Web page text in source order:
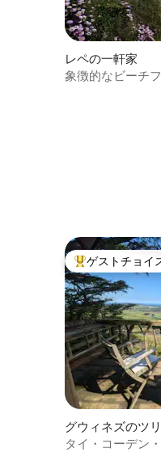
レペの一軒家
象徴的なビーチ
大好評のゲスト
ゲストチョイ
グウィネズのツ
タイ・コーデン